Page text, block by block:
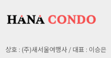
상호 : (주)새서울여행사 / 대표 : 이승은